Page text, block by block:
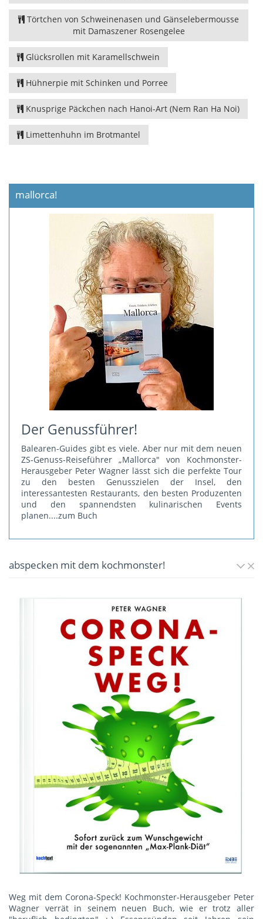
Törtchen von Schweinenasen und Gänselebermousse
mit Damaszener Rosengelee
Glücksrollen mit Karamellschwein
Hühnerpie mit Schinken und Porree
Knusprige Päckchen nach Hanoi-Art (Nem Ran Ha Noi)
Limettenhuhn im Brotmantel
mallorca!
Der Genussführer!
Balearen-Guides gibt es viele. Aber nur mit dem neuen
ZS-Genuss-Reiseführer „Mallorca" von Kochmonster-
Herausgeber Peter Wagner lässt sich die perfekte Tour
zu den besten Genusszielen der Insel, den
interessantesten Restaurants, den besten Produzenten
und den spannendsten kulinarischen Events
planen....zum Buch
abspecken mit dem kochmonster!
Weg mit dem Corona-Speck! Kochmonster-Herausgeber Peter
Wagner verrät in seinem neuen Buch, wie er trotz aller